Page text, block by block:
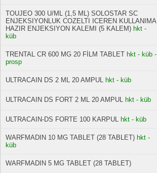
TOUJEO 300 U/ML (1,5 ML) SOLOSTAR SC
ENJEKSIYONLUK COZELTI ICEREN KULLANIMA
HAZIR ENJEKSIYON KALEMI (5 KALEM) hkt -
küb
TRENTAL CR 600 MG 20 FİLM TABLET hkt - küb -
prosp
ULTRACAIN DS 2 ML 20 AMPUL hkt - küb
ULTRACAIN DS FORT 2 ML 20 AMPUL hkt - küb
ULTRACAIN-DS FORTE 100 KARPUL hkt - küb
WARFMADIN 10 MG TABLET (28 TABLET) hkt -
küb
WARFMADIN 5 MG TABLET (28 TABLET)